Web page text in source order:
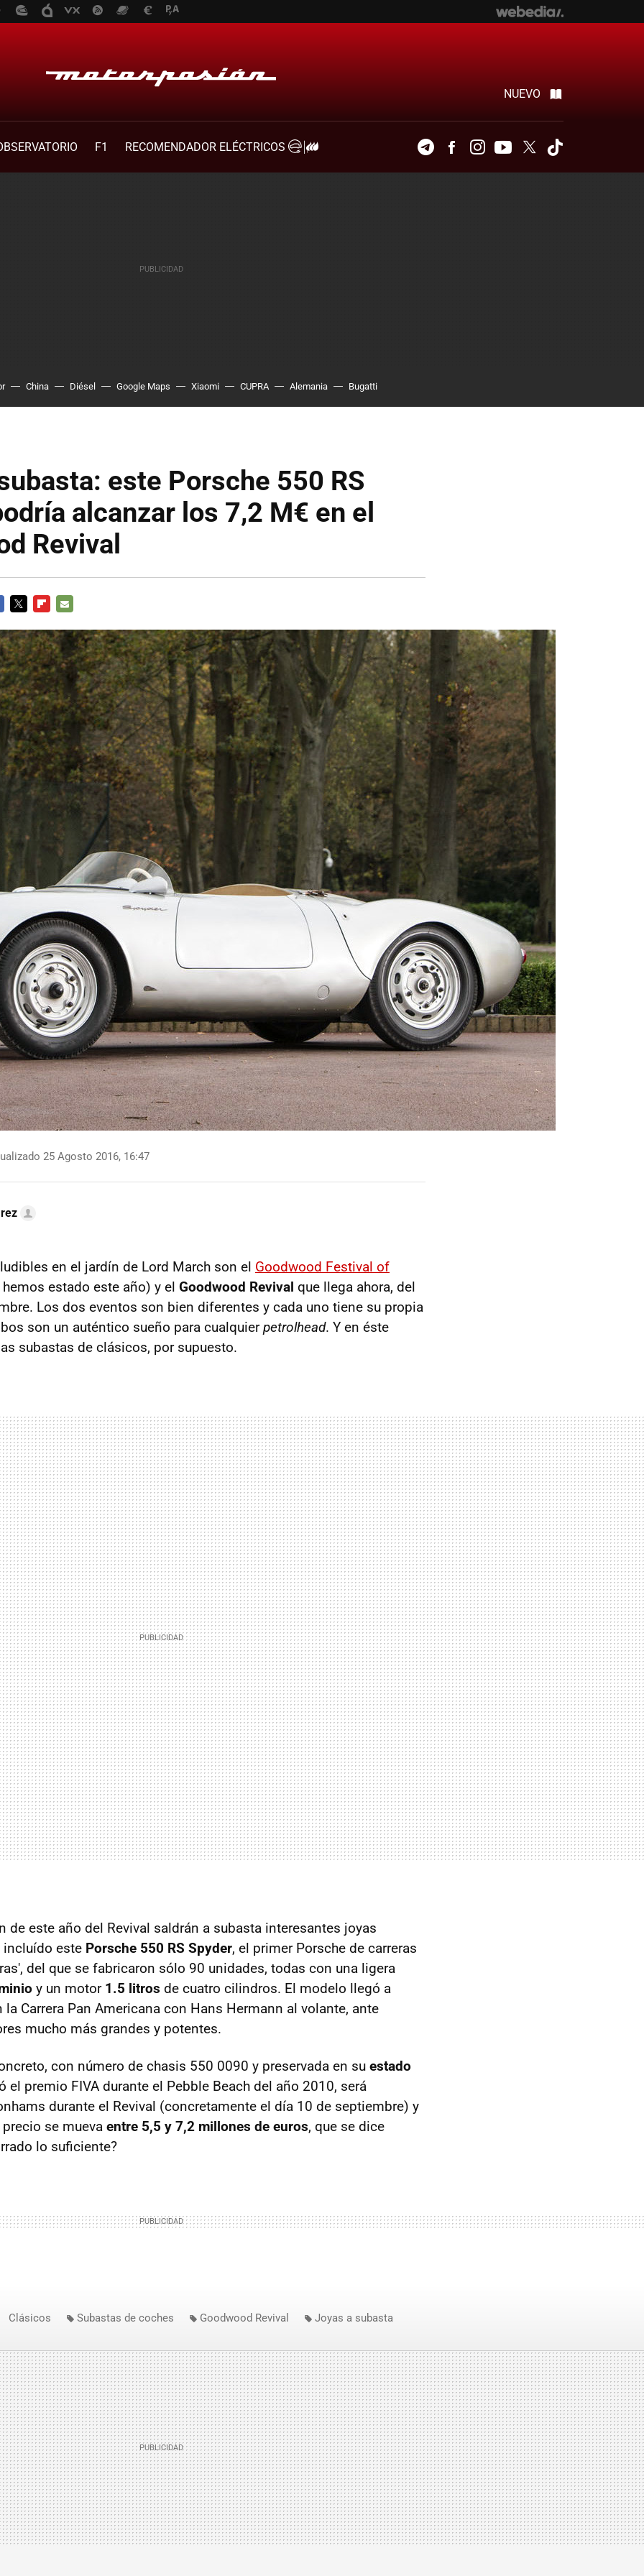
NUEVO
F1
RECOMENDADOR ELÉCTRICOS
TelegramFacebookInstagramYoutubeTwitter
China Diésel Google Maps Xiaomi CUPRA Alemania Bugatti
este Porsche 550 RS
alcanzar los 7,2 M€ en el
Revival
MAIL
25 Agosto 2016, 16:47
en el jardín de Lord March son el Goodwood Festival of
estado este año) y el Goodwood Revival que llega ahora, del
Los dos eventos son bien diferentes y cada uno tiene su propia
son un auténtico sueño para cualquierpetrolhead. Y en éste
subastas de clásicos, por supuesto.
de este año del Revival saldrán a subasta interesantes joyas
este Porsche 550 RS Spyder, el primer Porsche de carreras
del que se fabricaron sólo 90 unidades, todas con una ligera
y un motor 1.5 litros de cuatro cilindros. El modelo llegó a
la Carrera Pan Americana con Hans Hermann al volante, ante
mucho más grandes y potentes.
con número de chasis 550 0090 y preservada en su estado
el premio FIVA durante el Pebble Beach del año 2010, será
durante el Revival (concretamente el día 10 de septiembre) y
se mueva entre 5,5 y 7,2 millones de euros, que se dice
lo suficiente?
Clásicos Subastas de coches Goodwood Revival Joyas a subasta